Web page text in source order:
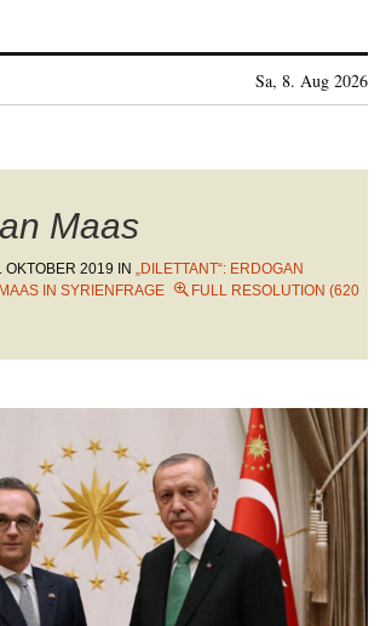
Sa, 8. Aug 2026
Maas
OKTOBER 2019 IN „DILETTANT“: ERDOGAN
IN SYRIENFRAGE
FULL RESOLUTION (620